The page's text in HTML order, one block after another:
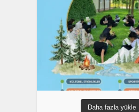
Daha fazla yükle